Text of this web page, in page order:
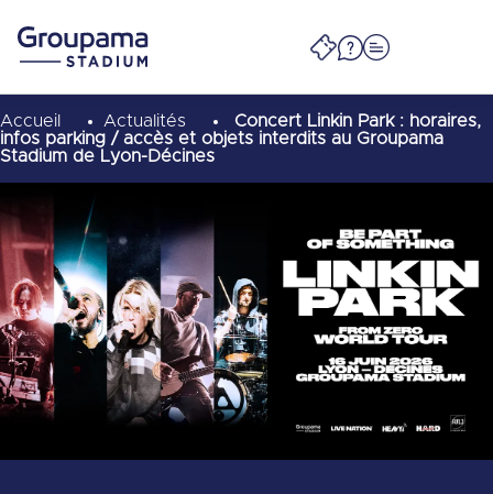
Accueil Actualités
Concert Linkin Park : horaires,
infos parking / accès et objets interdits au Groupama
Stadium de Lyon-Décines